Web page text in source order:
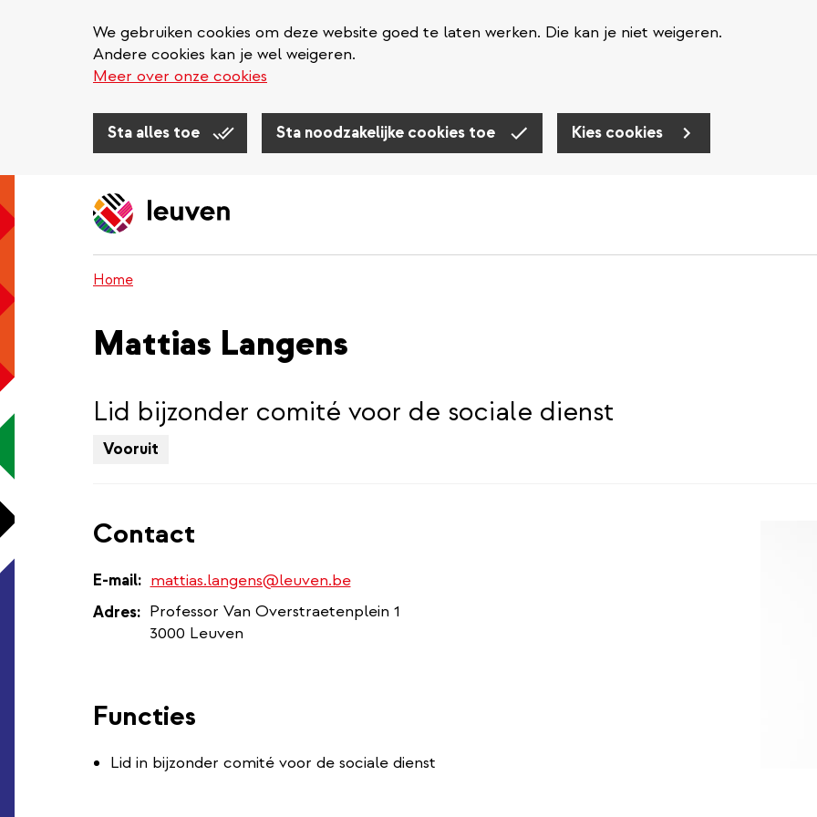
We gebruiken cookies om deze website goed te laten werken. Die kan je niet weigeren.
Andere cookies kan je wel weigeren.
Meer over onze cookies
Sta alles toe Sta noodzakelijke cookies toe Kies cookies
Home
Mattias Langens
Lid bijzonder comité voor de sociale dienst
Vooruit
Contact
E-mail
mattias.langens@leuven.be
Adres
Professor Van Overstraetenplein 1
3000 Leuven
Functies
Lid in bijzonder comité voor de sociale dienst